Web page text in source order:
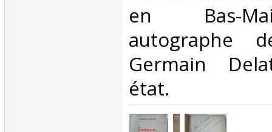
en Bas-
autographe
Germain
état.‎